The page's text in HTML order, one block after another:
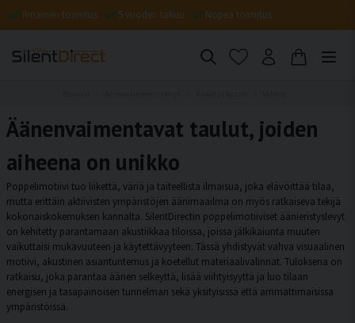
Ilmainen toimitus 5 vuoden takuu Nopea toimitus
Äänenvaimentavat taulut, joiden
aiheena on unikko
Poppelimotiivi tuo liikettä, väriä ja taiteellista ilmaisua, joka elävöittää tilaa,
mutta erittäin aktiivisten ympäristöjen äänimaailma on myös ratkaiseva tekijä
kokonaiskokemuksen kannalta. SilentDirectin poppelimotiiviset äänieristyslevyt
on kehitetty parantamaan akustiikkaa tiloissa, joissa jälkikaiunta muuten
vaikuttaisi mukavuuteen ja käytettävyyteen. Tässä yhdistyvät vahva visuaalinen
motiivi, akustinen asiantuntemus ja koetellut materiaalivalinnat. Tuloksena on
ratkaisu, joka parantaa äänen selkeyttä, lisää viihtyisyyttä ja luo tilaan
energisen ja tasapainoisen tunnelman sekä yksityisissä että ammattimaisissa
ympäristöissä.